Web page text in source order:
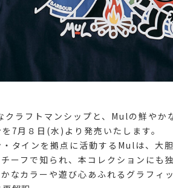
ラフトマンシップと、Mulの鮮やか
7月８日(水)より発売いたします。
タインを拠点に活動するMulは、大
フで知られ、本コレクションにも
なカラーや遊び心あふれるグラフ